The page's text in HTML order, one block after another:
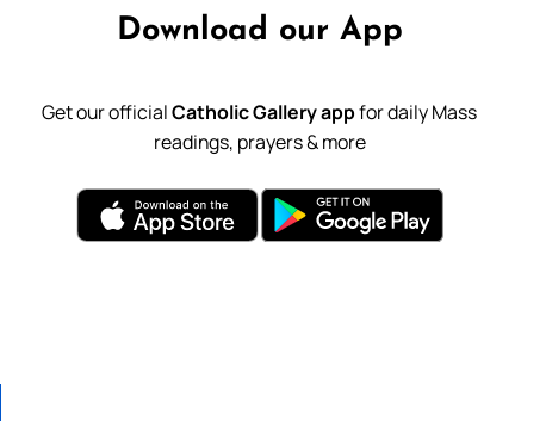
Download our App
Get our officialCatholic Gallery appfor daily Mass
readings, prayers & more